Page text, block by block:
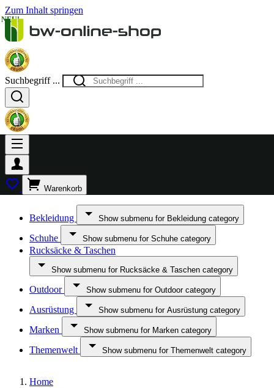
Zum Inhalt springen
Suchbegriff ...
Warenkorb
Bekleidung Show submenu for Bekleidung category
Schuhe Show submenu for Schuhe category
Rucksäcke & Taschen
Show submenu for Rucksäcke & Taschen category
Outdoor Show submenu for Outdoor category
Ausrüstung Show submenu for Ausrüstung category
Marken Show submenu for Marken category
Themenwelt Show submenu for Themenwelt category
Home
NEU!
NEU!
NEU!
NEU!
NEU!
NEU!
NEU!
NEU!
NEU!
NEU!